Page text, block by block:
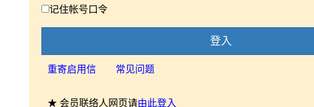
记住帐号口令
登入
重寄启用信 常见问题
★ 会员联络人网页请由此登入